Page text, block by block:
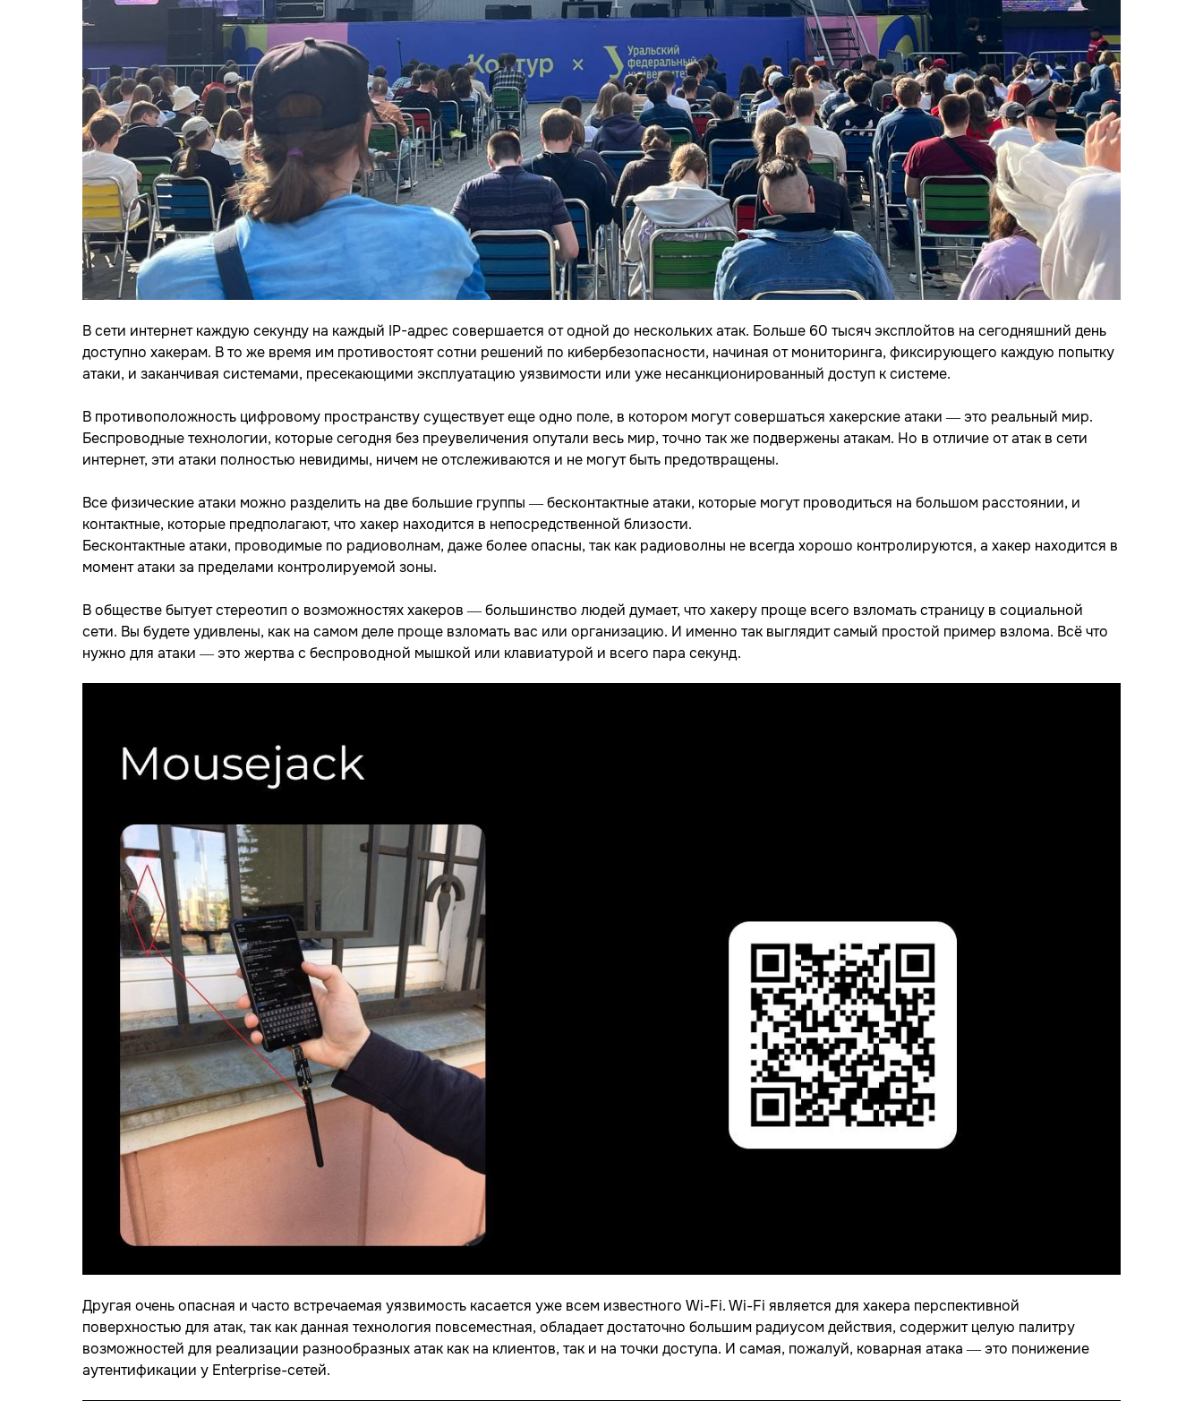
В сети интернет каждую секунду на каждый IP-адрес совершается от одной до нескольких атак. Больше 60 тысяч эксплойтов на сегодняшний день
доступно хакерам. В то же время им противостоят сотни решений по кибербезопасности, начиная от мониторинга, фиксирующего каждую попытку
атаки, и заканчивая системами, пресекающими эксплуатацию уязвимости или уже несанкционированный доступ к системе.
В противоположность цифровому пространству существует еще одно поле, в котором могут совершаться хакерские атаки — это реальный мир.
Беспроводные технологии, которые сегодня без преувеличения опутали весь мир, точно так же подвержены атакам. Но в отличие от атак в сети
интернет, эти атаки полностью невидимы, ничем не отслеживаются и не могут быть предотвращены.
Все физические атаки можно разделить на две большие группы — бесконтактные атаки, которые могут проводиться на большом расстоянии, и
контактные, которые предполагают, что хакер находится в непосредственной близости.
Бесконтактные атаки, проводимые по радиоволнам, даже более опасны, так как радиоволны не всегда хорошо контролируются, а хакер находится в
момент атаки за пределами контролируемой зоны.
В обществе бытует стереотип о возможностях хакеров — большинство людей думает, что хакеру проще всего взломать страницу в социальной
сети. Вы будете удивлены, как на самом деле проще взломать вас или организацию. И именно так выглядит самый простой пример взлома. Всё что
нужно для атаки — это жертва с беспроводной мышкой или клавиатурой и всего пара секунд.
Другая очень опасная и часто встречаемая уязвимость касается уже всем известного Wi-Fi. Wi-Fi является для хакера перспективной
поверхностью для атак, так как данная технология повсеместная, обладает достаточно большим радиусом действия, содержит целую палитру
возможностей для реализации разнообразных атак как на клиентов, так и на точки доступа. И самая, пожалуй, коварная атака — это понижение
аутентификации у Enterprise-сетей.